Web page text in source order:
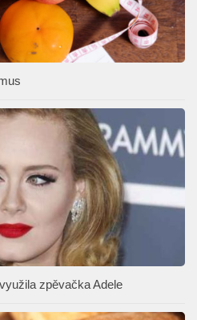
zpěvačka Adele